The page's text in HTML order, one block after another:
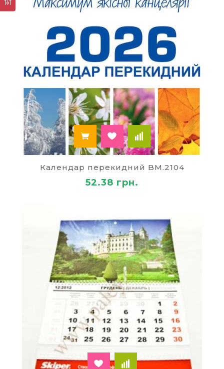
квартальний календар.
Календарі купити варто заздалегідь, ще до
початку нового року. Така покупка принесе вам
істотну економію, оскільки, замовляючи
календарі гуртом, ви отримаєте можливість
скористатися спеціальними цінами.
неперевершеною якістю друку, високим класом
паперу та інших носіїв, а також змістовним і
ефектним дизайном. Календарі містять
інформацію про державні свята, і будуть
сприяти продуманому плануванню робочих
тижнів і днів в майбутньому році. Ви зможете
вибрати вироби у відповідності з оформленням
вашого офісу або робочого кабінету. Якщо у вас
є намір придбати календарі на всі робочі
приміщення вашої установи, витримані в
Перекидні календарі будуть дуже потрібним і
зручним аксесуаром на робочому столі, оскільки
ви ніколи не забудете, який саме сьогодні день
тижня або число місяця. Календар настільний,
ціна якого найнижча на ринку, можна вибрати у
відповідності зі смаком господаря кабінету,
враховуючи його естетичні уподобання.
Як придбати календарі
Зробити замовлення та отримати продукцію у
нас дуже просто. Вам варто вибрати календарі
або будь-які інші
канцелярські товари,
розміщені на сторінках нашого інтернет-
Календар перекидний BM.2104
52.38 грн.